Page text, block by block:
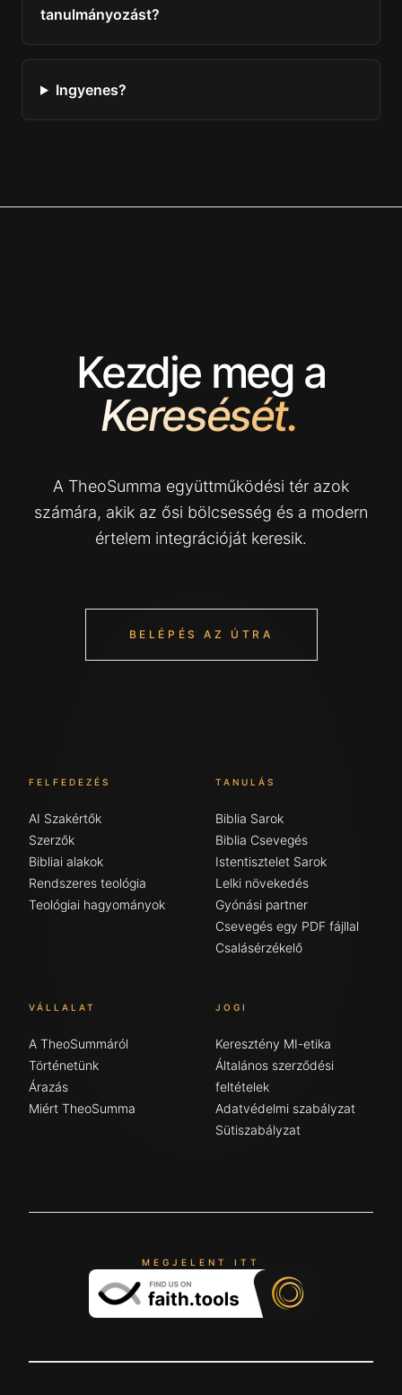
tanulmányozást?
Ingyenes?
Kezdje meg a
Keresését.
A TheoSumma együttműködési tér azok
számára, akik az ősi bölcsesség és a modern
értelem integrációját keresik.
BELÉPÉS AZ ÚTRA
FELFEDEZÉS
AI Szakértők
Szerzők
Bibliai alakok
Rendszeres teológia
Teológiai hagyományok
TANULÁS
Biblia Sarok
Biblia Csevegés
Istentisztelet Sarok
Lelki növekedés
Gyónási partner
Csevegés egy PDF fájllal
Csalásérzékelő
VÁLLALAT
A TheoSummáról
Történetünk
Árazás
Miért TheoSumma
JOGI
Keresztény MI-etika
Általános szerződési
feltételek
Adatvédelmi szabályzat
Sütiszabályzat
MEGJELENT ITT